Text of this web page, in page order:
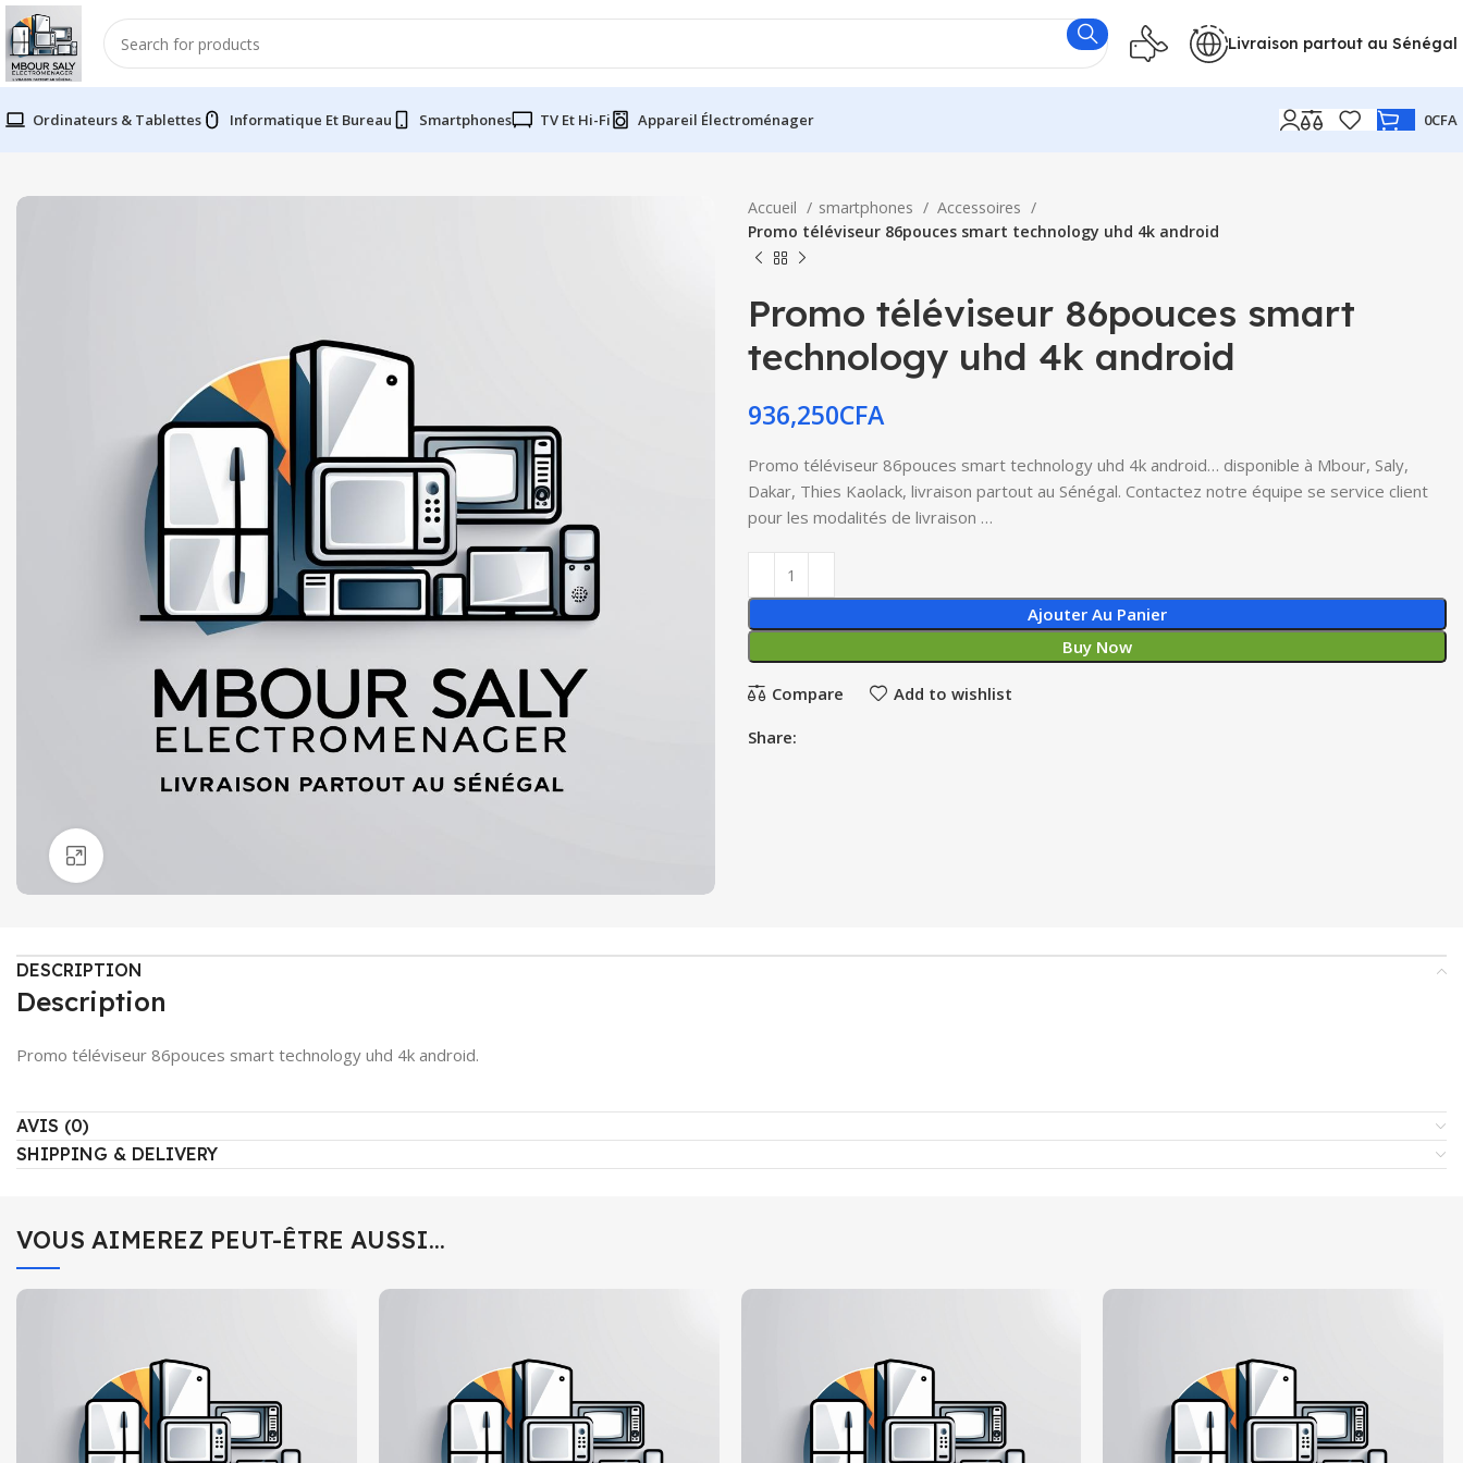
Livraison partout au Sénégal
Ordinateurs & Tablettes Informatique Et Bureau Smartphones TV Et Hi-Fi Appareil Électroménager 0CFA
Accueil smartphones
Accessoires
Promo téléviseur 86pouces smart technology uhd 4k android
Promo téléviseur 86pouces smart
technology uhd 4k android
936,250CFA
Promo téléviseur 86pouces smart technology uhd 4k android… disponible à Mbour, Saly,
Dakar, Thies Kaolack, livraison partout au Sénégal. Contactez notre équipe se service client
pour les modalités de livraison …
Ajouter Au Panier
Buy Now
Compare Add to wishlist
Share:
DESCRIPTION
Description
Promo téléviseur 86pouces smart technology uhd 4k android.
AVIS (0)
SHIPPING & DELIVERY
VOUS AIMEREZ PEUT-ÊTRE AUSSI…